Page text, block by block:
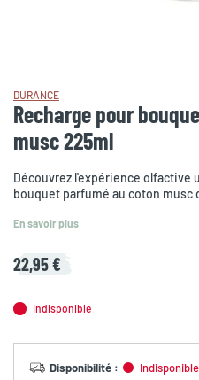
DURANCE
Recharge pour
musc 225ml
Découvrez l'expérience olfactive
bouquet parfumé au coton musc
En savoir plus
22,95 €
Indisponible
Disponibilité : Indisponible